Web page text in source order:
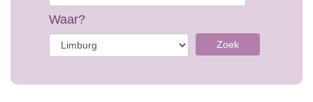
Waar?
Zoek